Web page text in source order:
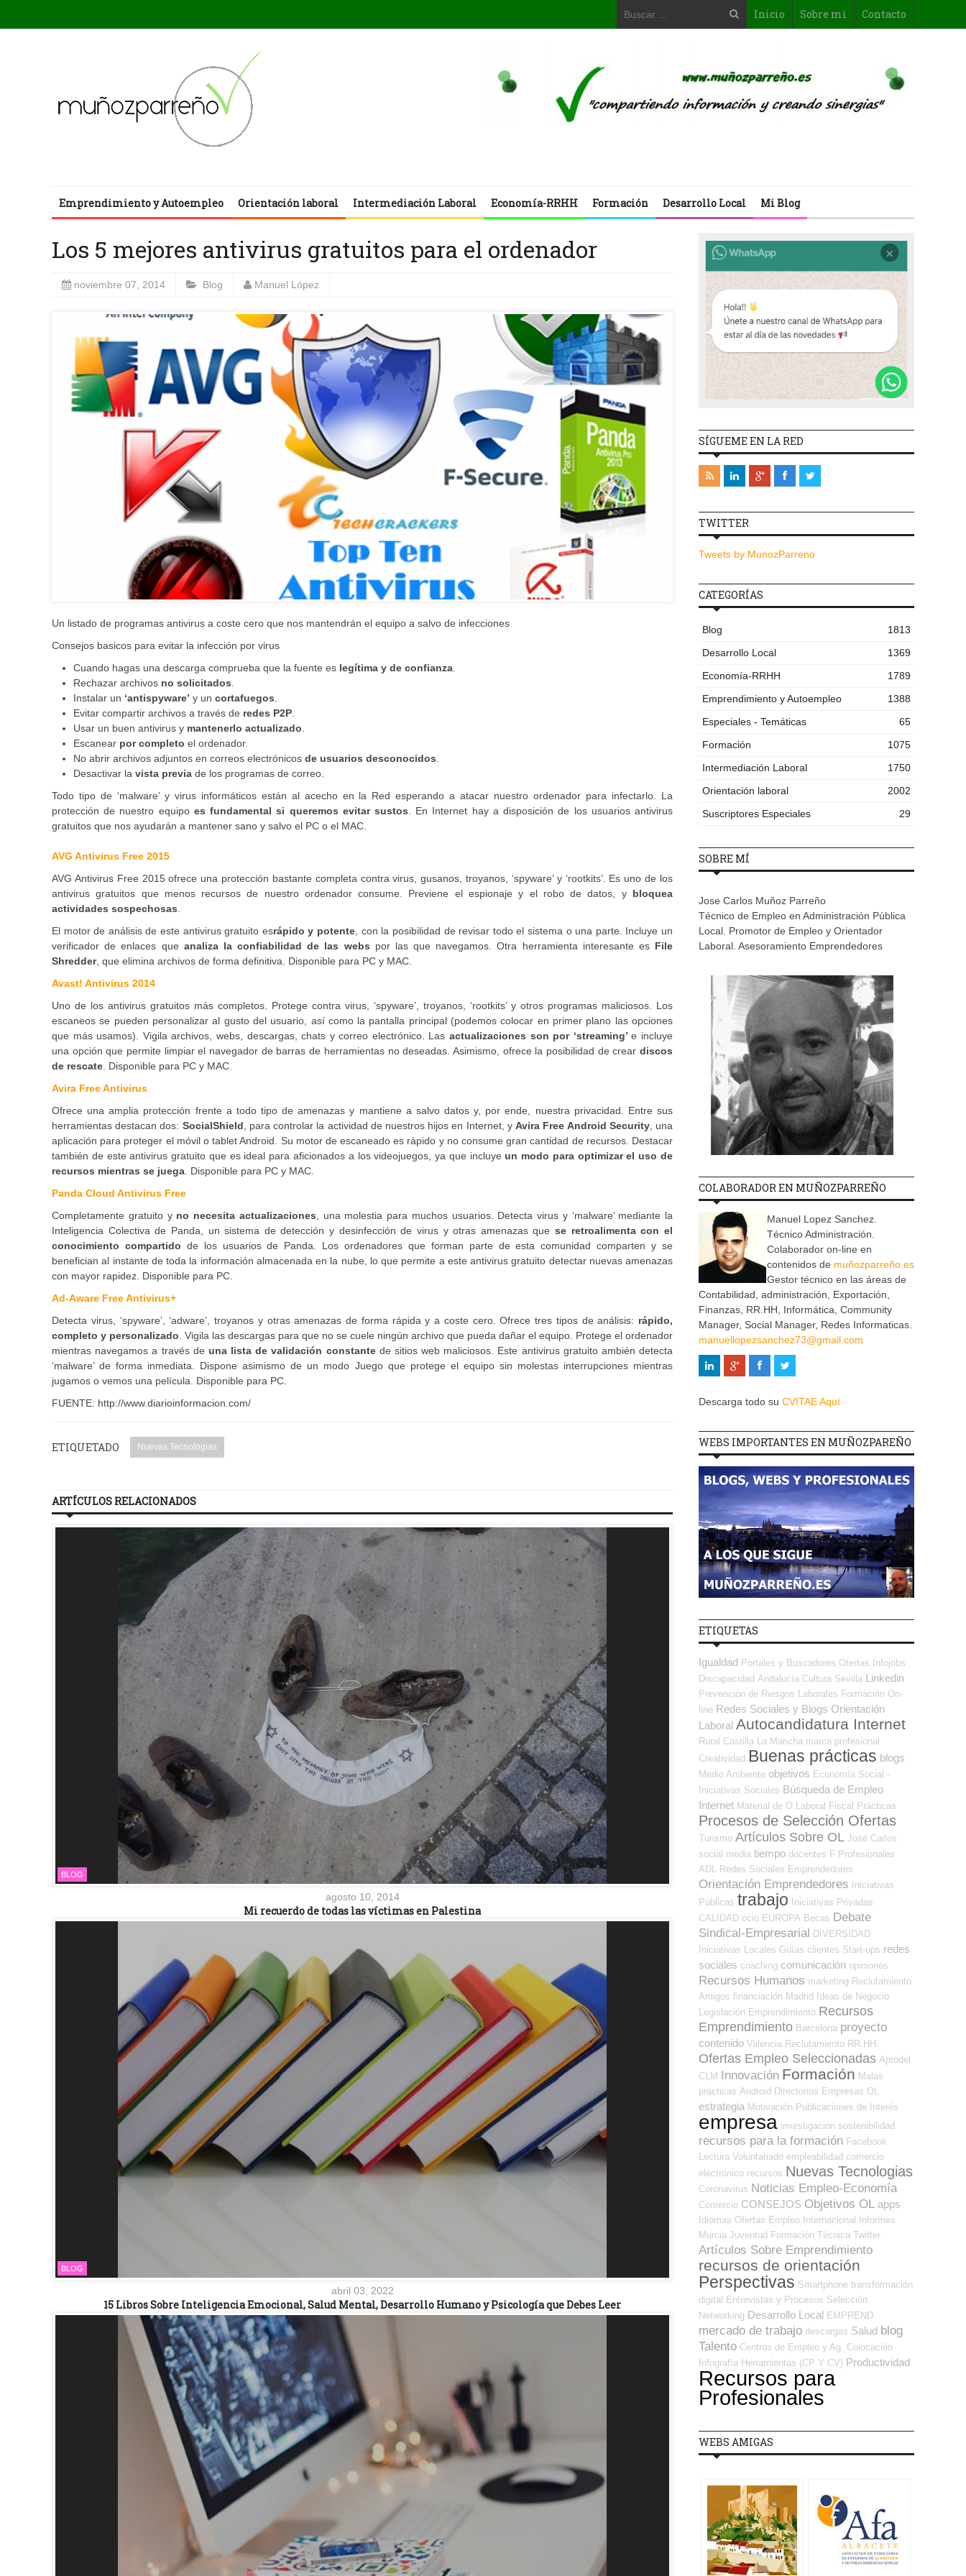
Inicio Sobre mi Contacto
Emprendimiento y Autoempleo Orientación laboral Intermediación Laboral Economía-RRHH Formación Desarrollo Local Mi Blog
Los 5 mejores antivirus gratuitos para el ordenador
noviembre 07, 2014 Blog Manuel López
Un listado de programas antivirus a coste cero que nos mantendrán el equipo a salvo de infecciones
Consejos basicos para evitar la infección por virus
Cuando hagas una descarga comprueba que la fuente es legítima y de confianza.
Rechazar archivos no solicitados.
Instalar un ‘antispyware’ y un cortafuegos.
Evitar compartir archivos a través de redes P2P.
Usar un buen antivirus y mantenerlo actualizado.
Escanear por completo el ordenador.
No abrir archivos adjuntos en correos electrónicos de usuarios desconocidos.
Desactivar la vista previa de los programas de correo.
Todo tipo de ‘malware’ y virus informáticos están al acecho en la Red esperando a atacar nuestro ordenador para infectarlo. La
protección de nuestro equipo es fundamental si queremos evitar sustos. En Internet hay a disposición de los usuarios antivirus
gratuitos que nos ayudarán a mantener sano y salvo el PC o el MAC.
AVG Antivirus Free 2015
AVG Antivirus Free 2015 ofrece una protección bastante completa contra virus, gusanos, troyanos, ‘spyware’ y ‘rootkits’. Es uno de los
antivirus gratuitos que menos recursos de nuestro ordenador consume. Previene el espionaje y el robo de datos, y bloquea
actividades sospechosas.
El motor de análisis de este antivirus gratuito esrápido y potente, con la posibilidad de revisar todo el sistema o una parte. Incluye un
verificador de enlaces que analiza la confiabilidad de las webs por las que navegamos. Otra herramienta interesante es File
Shredder, que elimina archivos de forma definitiva. Disponible para PC y MAC.
Avast! Antivirus 2014
Uno de los antivirus gratuitos más completos. Protege contra virus, ‘spyware’, troyanos, ‘rootkits’ y otros programas maliciosos. Los
escaneos se pueden personalizar al gusto del usuario, así como la pantalla principal (podemos colocar en primer plano las opciones
que más usamos). Vigila archivos, webs, descargas, chats y correo electrónico. Lasactualizaciones son por ‘streaming’e incluye
una opción que permite limpiar el navegador de barras de herramientas no deseadas. Asimismo, ofrece la posibilidad de crear discos
de rescate. Disponible para PC y MAC.
Avira Free Antivirus
Ofrece una amplia protección frente a todo tipo de amenazas y mantiene a salvo datos y, por ende, nuestra privacidad. Entre sus
herramientas destacan dos: SocialShield, para controlar la actividad de nuestros hijos en Internet, yAvira Free Android Security, una
aplicación para proteger el móvil o tablet Android. Su motor de escaneado es rápido y no consume gran cantidad de recursos. Destacar
también de este antivirus gratuito que es ideal para aficionados a los videojuegos, ya que incluyeun modo para optimizar el uso de
recursos mientras se juega. Disponible para PC y MAC.
Panda Cloud Antivirus Free
Completamente gratuito y no necesita actualizaciones, una molestia para muchos usuarios. Detecta virus y ‘malware’ mediante la
Inteligencia Colectiva de Panda, un sistema de detección y desinfección de virus y otras amenazas quese retroalimenta con el
conocimiento compartido de los usuarios de Panda. Los ordenadores que forman parte de esta comunidad comparten y se
benefician al instante de toda la información almacenada en la nube, lo que permite a este antivirus gratuito detectar nuevas amenazas
con mayor rapidez. Disponible para PC.
Ad-Aware Free Antivirus+
Detecta virus, ‘spyware’, ‘adware’, troyanos y otras amenazas de forma rápida y a coste cero. Ofrece tres tipos de análisis: rápido,
completo y personalizado. Vigila las descargas para que no se cuele ningún archivo que pueda dañar el equipo. Protege el ordenador
mientras navegamos a través de una lista de validación constante de sitios web maliciosos. Este antivirus gratuito ambién detecta
‘malware’ de forma inmediata. Dispone asimismo de un modo Juego que protege el equipo sin molestas interrupciones mientras
jugamos o vemos una película. Disponible para PC.
FUENTE: http://www.diarioinformacion.com/
ETIQUETADO Nuevas Tecnologias
ARTÍCULOS RELACIONADOS
BLOG
agosto 10, 2014
Mi recuerdo de todas las víctimas en Palestina
BLOG
abril 03, 2022
15 Libros Sobre Inteligencia Emocional, Salud Mental, Desarrollo Humano y Psicología que Debes Leer
SÍGUEME EN LA RED
TWITTER
Tweets by MunozParreno
CATEGORÍAS
Blog
1813
Desarrollo Local
1369
Economía-RRHH
1789
Emprendimiento y Autoempleo
1388
Especiales - Temáticas
65
Formación
1075
Intermediación Laboral
1750
Orientación laboral
2002
Suscriptores Especiales
29
SOBRE MÍ
Jose Carlos Muñoz Parreño
Técnico de Empleo en Administración Pública
Local. Promotor de Empleo y Orientador
Laboral. Asesoramiento Emprendedores
COLABORADOR EN MUÑOZPARREÑO
Manuel Lopez Sanchez.
Técnico Administración.
Colaborador on-line en
contenidos de muñozparreño.es
Gestor técnico en las áreas de
Contabilidad, administración, Exportación,
Finanzas, RR.HH, Informática, Community
Manager, Social Manager, Redes Informaticas.
manuellopezsanchez73@gmail.com
Descarga todo su CVITAE Aquí
WEBS IMPORTANTES EN MUÑOZPAREÑO
ETIQUETAS
Igualdad Portales y Buscadores Ofertas
Infojobs
Discapacidad Andalucía Cultura Sevilla Linkedin
Prevención de Riesgos Laborales Formación On-
line Redes Sociales y Blogs Orientación
Laboral Autocandidatura Internet
Rural Castilla La Mancha marca profesional
Creatividad Buenas prácticas blogs
Medio Ambiente objetivos Economía Social -
Iniciativas Sociales Búsqueda de Empleo
Internet Material de O.Laboral Fiscal Prácticas
Procesos de Selección Ofertas
Turismo Artículos Sobre OL José Carlos
social media tiempo docentes F Profesionales
ADL
Redes Sociales Emprendedores
Orientación Emprendedores
Iniciativas
Públicas trabajo
Iniciativas Privadas
CALIDAD ocio EUROPA Becas Debate
Sindical-Empresarial DIVERSIDAD
Iniciativas Locales Guías clientes Start-ups redes
sociales coaching comunicación opiniones
Recursos Humanos marketing Reclutamiento
Amigos financiación Madrid
Ideas de Negocio
Legislación Emprendimiento Recursos
Emprendimiento Barcelona proyecto
contenido Valencia Reclutamiento RR.HH.
Ofertas Empleo Seleccionadas Aprodel
CLM Innovación Formación Malas
prácticas Android Directorios Empresas OL
estrategia Motivación Publicaciones de Interés
empresa investigación sostenibilidad
recursos para la formación Facebook
Lectura Voluntariado empleabilidad comercio
electrónico recursos Nuevas Tecnologias
Coronavirus Noticias Empleo-Economía
Comercio CONSEJOS Objetivos OL apps
Idiomas Ofertas Empleo Internacional
Informes
Murcia Juventud Formación Técnica Twitter
Artículos Sobre Emprendimiento
recursos de orientación
Perspectivas Smartphone transformación
digital
Entrevistas y Procesos Selección
Networking Desarrollo Local EMPREND
mercado de trabajo descargas Salud blog
Talento Centros de Empleo y Ag. Colocación
Infografía Herramientas (CP Y CV) Productividad
Recursos para
Profesionales
WEBS AMIGAS